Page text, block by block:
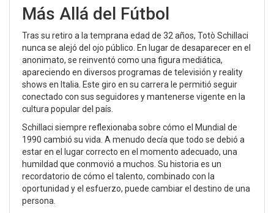
Más Allá del Fútbol
Tras su retiro a la temprana edad de 32 años, Totò Schillaci
nunca se alejó del ojo público. En lugar de desaparecer en el
anonimato, se reinventó como una figura mediática,
apareciendo en diversos programas de televisión y reality
shows en Italia. Este giro en su carrera le permitió seguir
conectado con sus seguidores y mantenerse vigente en la
cultura popular del país.
Schillaci siempre reflexionaba sobre cómo el Mundial de
1990 cambió su vida. A menudo decía que todo se debió a
estar en el lugar correcto en el momento adecuado, una
humildad que conmovió a muchos. Su historia es un
recordatorio de cómo el talento, combinado con la
oportunidad y el esfuerzo, puede cambiar el destino de una
persona.